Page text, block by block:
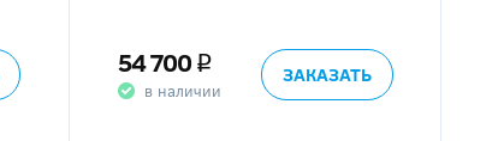
54 700 q
в наличии
ЗАКАЗАТЬ